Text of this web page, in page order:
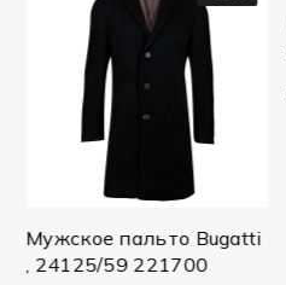
Мужское пальто Bugatti
, 24125/59 221700